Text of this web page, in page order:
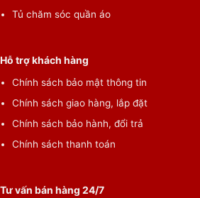
Tủ chăm sóc quần áo
Hỗ trợ khách hàng
Chính sách bảo mật thông tin
Chính sách giao hàng, lắp đặt
Chính sách bảo hành, đổi trả
Chính sách thanh toán
Tư vấn bán hàng 24/7